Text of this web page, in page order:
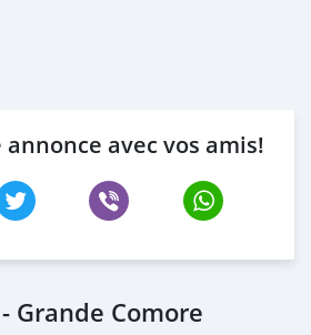
avec vos amis!
Grande Comore